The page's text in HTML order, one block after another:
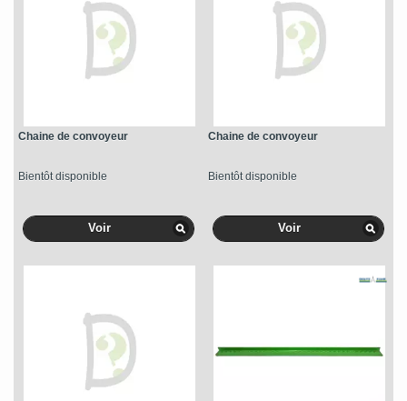
Chaine de convoyeur
Bientôt disponible
Voir
Chaine de convoyeur
Bientôt disponible
Voir